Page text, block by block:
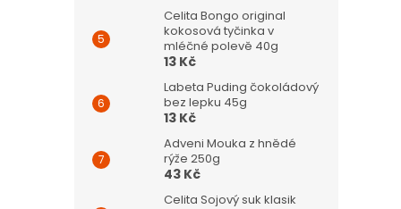
Celita Bongo original
kokosová tyčinka v
mléčné polevě 40g
13 Kč
Labeta Puding čokoládový
bez lepku 45g
13 Kč
Adveni Mouka z hnědé
rýže 250g
43 Kč
Celita Sojový suk klasik